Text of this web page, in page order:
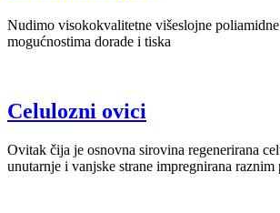
Nudimo visokokvalitetne višeslojne
mogućnostima dorade i tiska
Celulozni ovici
Ovitak čija je osnovna sirovina regenerirana
unutarnje i vanjske strane impregnirana raznim